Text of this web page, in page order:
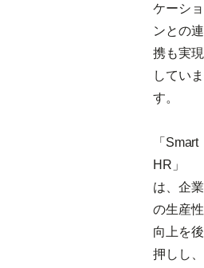
ケーショ
ンとの連
携も実現
していま
す。
「Smart
HR」
は、企業
の生産性
向上を後
押しし、